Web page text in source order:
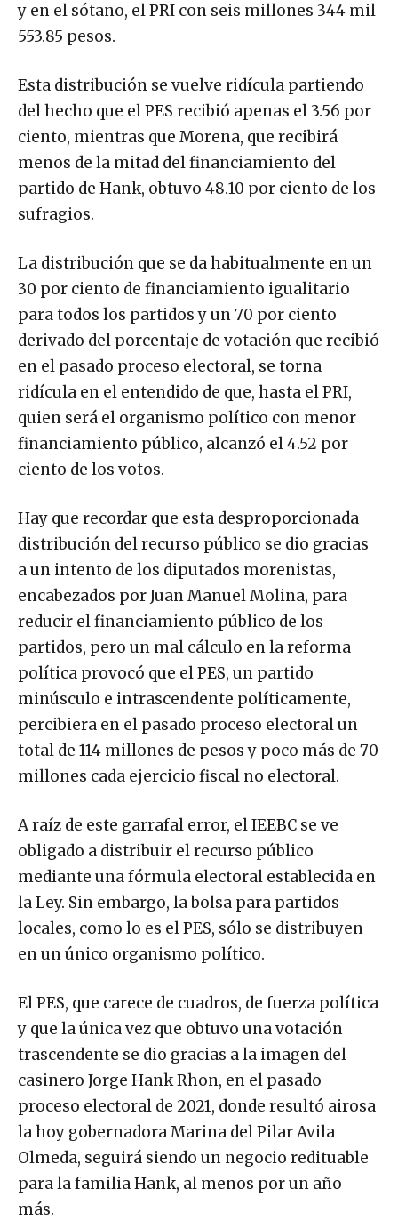
y en el sótano, el PRI con seis millones 344 mil
553.85 pesos.
Esta distribución se vuelve ridícula partiendo
del hecho que el PES recibió apenas el 3.56 por
ciento, mientras que Morena, que recibirá
menos de la mitad del financiamiento del
partido de Hank, obtuvo 48.10 por ciento de los
sufragios.
La distribución que se da habitualmente en un
30 por ciento de financiamiento igualitario
para todos los partidos y un 70 por ciento
derivado del porcentaje de votación que recibió
en el pasado proceso electoral, se torna
ridícula en el entendido de que, hasta el PRI,
quien será el organismo político con menor
financiamiento público, alcanzó el 4.52 por
ciento de los votos.
Hay que recordar que esta desproporcionada
distribución del recurso público se dio gracias
a un intento de los diputados morenistas,
encabezados por Juan Manuel Molina, para
reducir el financiamiento público de los
partidos, pero un mal cálculo en la reforma
política provocó que el PES, un partido
minúsculo e intrascendente políticamente,
percibiera en el pasado proceso electoral un
total de 114 millones de pesos y poco más de 70
millones cada ejercicio fiscal no electoral.
A raíz de este garrafal error, el IEEBC se ve
obligado a distribuir el recurso público
mediante una fórmula electoral establecida en
la Ley. Sin embargo, la bolsa para partidos
locales, como lo es el PES, sólo se distribuyen
en un único organismo político.
El PES, que carece de cuadros, de fuerza política
y que la única vez que obtuvo una votación
trascendente se dio gracias a la imagen del
casinero Jorge Hank Rhon, en el pasado
proceso electoral de 2021, donde resultó airosa
la hoy gobernadora Marina del Pilar Avila
Olmeda, seguirá siendo un negocio redituable
para la familia Hank, al menos por un año
más.